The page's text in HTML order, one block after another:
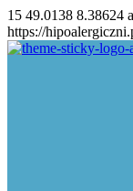
15 49.0138 8.38624
https://